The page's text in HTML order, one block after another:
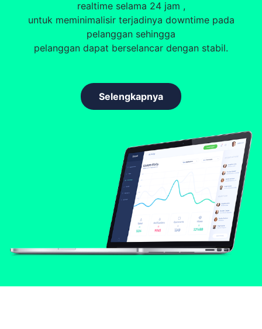
realtime selama 24 jam ,
untuk meminimalisir terjadinya downtime pada
pelanggan sehingga
pelanggan dapat berselancar dengan stabil.
Selengkapnya